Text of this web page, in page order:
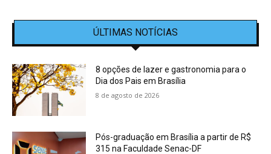
ÚLTIMAS NOTÍCIAS
8 opções de lazer e gastronomia para o
Dia dos Pais em Brasília
8 de agosto de 2026
Pós-graduação em Brasília a partir de R$
315 na Faculdade Senac-DF